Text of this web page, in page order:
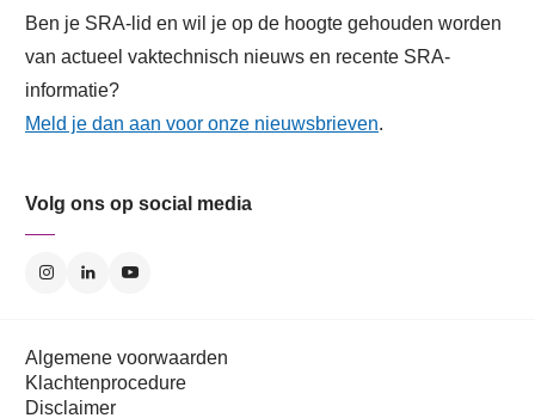
Ben je SRA-lid en wil je op de hoogte gehouden worden
van actueel vaktechnisch nieuws en recente SRA-
informatie?
Meld je dan aan voor onze nieuwsbrieven.
Volg ons op social media
Algemene voorwaarden
Klachtenprocedure
Disclaimer